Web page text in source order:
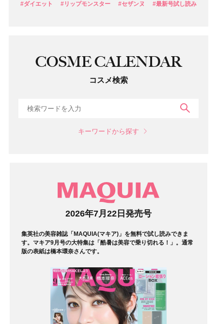
#ダイエット #リップモンスター #セザンヌ #最新号試し読み
COSME CALENDAR
コスメ検索
キーワードから探す
2026年7月22日発売号
集英社の美容雑誌「MAQUIA(マキア)」を無料で試し読みできま
す。マキア9月号の大特集は「酷暑は美容で乗り切れる！」。通常
版の表紙は橋本環奈さんです。